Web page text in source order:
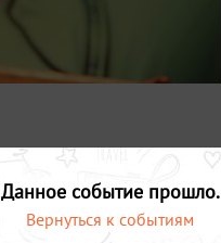
Данное событие прошло.
Вернуться к событиям